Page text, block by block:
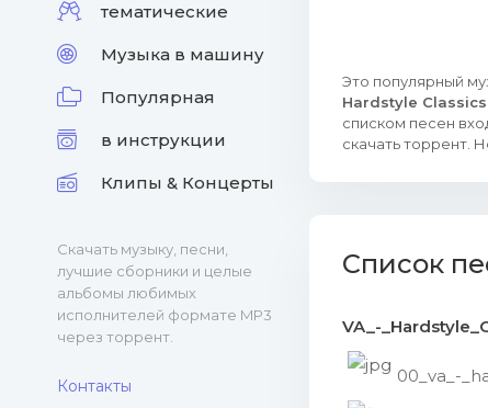
тематические
Музыка в машину
Популярная
в инструкции
Клипы & Концерты
Скачать музыку, песни,
лучшие сборники и целые
альбомы любимых
исполнителей формате MP3
через торрент.
Контакты
Это популярный
Hardstyle
списком песен
скачать торрент.
Список
VA_-
00_va_-